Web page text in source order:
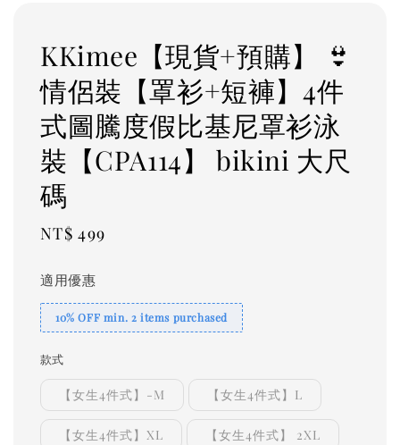
KKimee【現貨+預購】 👙
情侶裝【罩衫+短褲】4件
式圖騰度假比基尼罩衫泳
裝【CPA114】 bikini 大尺
碼
Regular
NT$ 499
適用優惠
10% OFF min. 2 items purchased
款式
【女生4件式】-M 【女生4件式】L
【女生4件式】XL 【女生4件式】 2XL